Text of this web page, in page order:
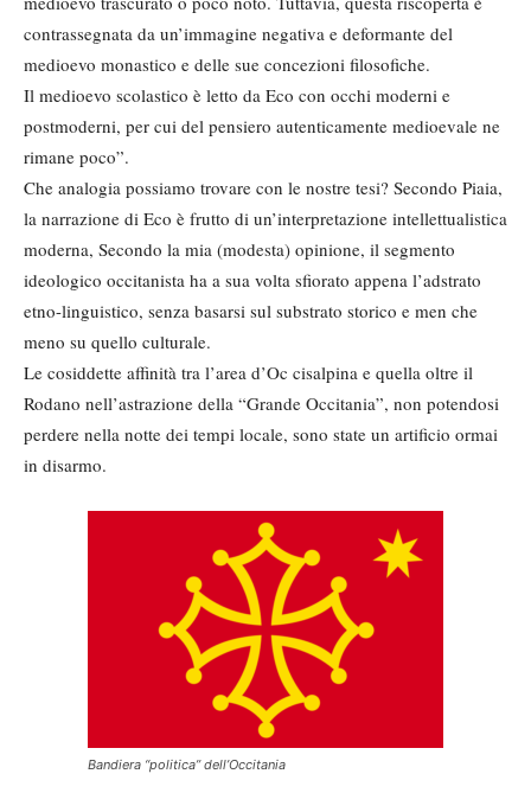
contrassegnata da un’immagine negativa e deformante del
medioevo monastico e delle sue concezioni filosofiche.
Il medioevo scolastico è letto da Eco con occhi moderni e
postmoderni, per cui del pensiero autenticamente medioevale ne
rimane poco”.
Che analogia possiamo trovare con le nostre tesi? Secondo Piaia,
la narrazione di Eco è frutto di un’interpretazione intellettualistica
moderna, Secondo la mia (modesta) opinione, il segmento
ideologico occitanista ha a sua volta sfiorato appena l’adstrato
etno-linguistico, senza basarsi sul substrato storico e men che
meno su quello culturale.
Le cosiddette affinità tra l’area d’Oc cisalpina e quella oltre il
Rodano nell’astrazione della “Grande Occitania”, non potendosi
perdere nella notte dei tempi locale, sono state un artificio ormai
in disarmo.
Bandiera “politica” dell’Occitania